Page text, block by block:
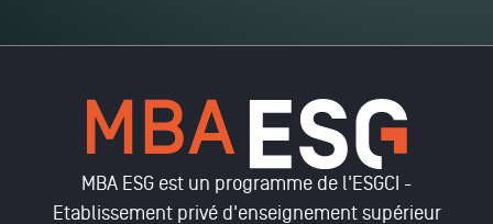
MBA ESG est un programme de l'ESGCI -
Etablissement privé d'enseignement supérieur